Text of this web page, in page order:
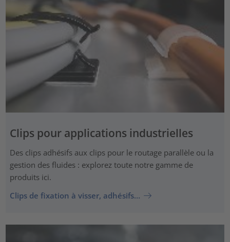
Clips pour applications industrielles
Des clips adhésifs aux clips pour le routage parallèle ou la
gestion des fluides : explorez toute notre gamme de
produits ici.
Clips de fixation à visser, adhésifs…